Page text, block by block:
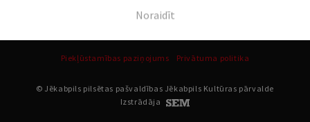
Piekļūstamības paziņojums Privātuma politika
© Jēkabpils pilsētas pašvaldības Jēkabpils Kultūras pārvalde
Izstrādāja
Noraidīt